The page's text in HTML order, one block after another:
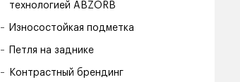
технологией ABZORB
Износостойкая подметка
Петля на заднике
Контрастный брендинг